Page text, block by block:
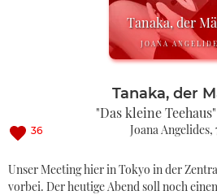
Tanaka, der
JOANA
Tanaka, der
"Das kleine
36 Joana Angelides
Unser Meeting hier in Tokyo in der
vorbei. Der heutige Abend soll noch